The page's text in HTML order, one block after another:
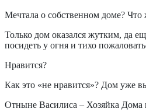
Мечтала о собственном доме? Что
Только дом оказался жутким, да
посидеть у огня и тихо
Нравится?
Как это «не нравится»? Дом уже
Отныне Василиса – Хозяйка Дома